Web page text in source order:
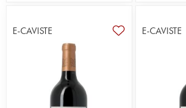
E-CAVISTE E-CAVISTE